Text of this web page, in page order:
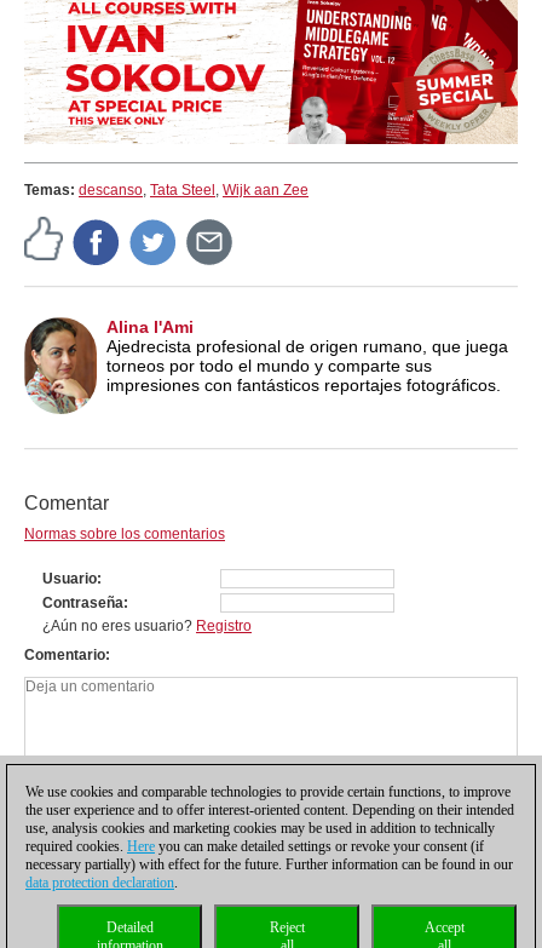
Temas: descanso, Tata Steel , Wijk aan Zee
Alina l'Ami
Ajedrecista profesional de origen rumano, que juega
torneos por todo el mundo y comparte sus
impresiones con fantásticos reportajes fotográficos.
Comentar
Normas sobre los comentarios
Usuario
Contraseña
¿Aún no eres usuario? Registro
Comentario
Política de privacidad |Para contactar Cookies Management
Licencias
Compliance Hotline
We use cookies and comparable technologies to provide certain functions, to improve
the user experience and to offer interest-oriented content. Depending on their intended
use, analysis cookies and marketing cookies may be used in addition to technically
required cookies. Here you can make detailed settings or revoke your consent (if
necessary partially) with effect for the future. Further information can be found in our
data protection declaration.
Accept
Reject
Detailed